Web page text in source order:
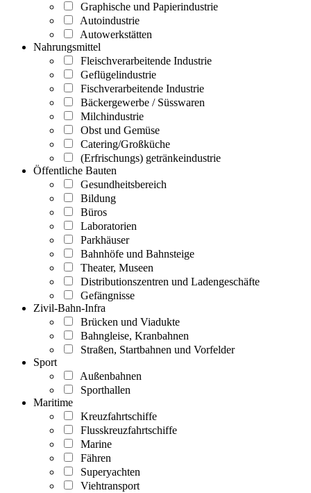
Graphische und Papierindustrie
Autoindustrie
Autowerkstätten
Nahrungsmittel
Fleischverarbeitende Industrie
Geflügelindustrie
Fischverarbeitende Industrie
Bäckergewerbe / Süsswaren
Milchindustrie
Obst und Gemüse
Catering/Großküche
(Erfrischungs) getränkeindustrie
Öffentliche Bauten
Gesundheitsbereich
Bildung
Büros
Laboratorien
Parkhäuser
Bahnhöfe und Bahnsteige
Theater, Museen
Distributionszentren und Ladengeschäfte
Gefängnisse
Zivil-Bahn-Infra
Brücken und Viadukte
Bahngleise, Kranbahnen
Straßen, Startbahnen und Vorfelder
Sport
Außenbahnen
Sporthallen
Maritime
Kreuzfahrtschiffe
Flusskreuzfahrtschiffe
Marine
Fähren
Superyachten
Viehtransport